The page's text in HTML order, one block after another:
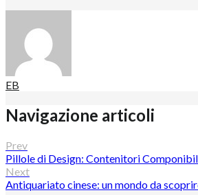
EB
Navigazione articoli
Prev
Pillole di Design: Contenitori
Next
Antiquariato cinese: un mondo da